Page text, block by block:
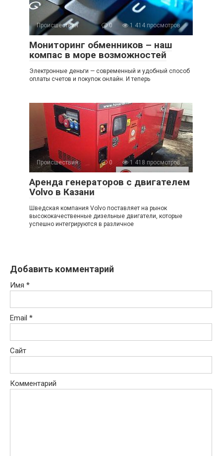
Происшествия 0 1 414 просмотров
Мониторинг обменников – наш
компас в море возможностей
Электронные деньги — современный и удобный способ
оплаты счетов и покупок онлайн. И теперь
Происшествия 0 1 418 просмотров
Аренда генераторов с двигателем
Volvo в Казани
Шведская компания Volvo поставляет на рынок
высококачественные дизельные двигатели, которые
успешно интегрируются в различное
Добавить комментарий
Имя *
Email *
Сайт
Комментарий